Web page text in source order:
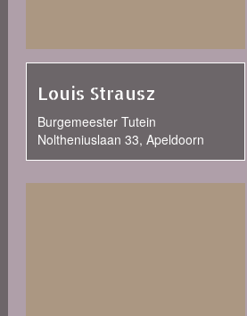
Louis Strausz
Burgemeester Tutein
Noltheniuslaan 33, Apeldoorn